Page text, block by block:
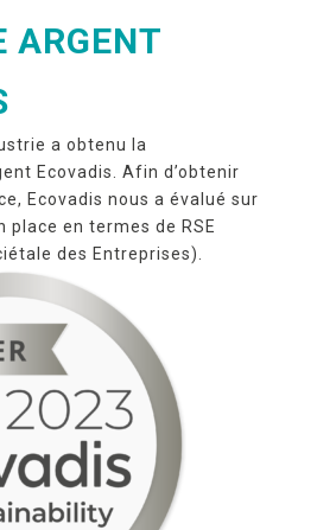
ARGENT
a obtenu la
Ecovadis. Afin d’obtenir
Ecovadis nous a évalué sur
place en termes de RSE
des Entreprises).